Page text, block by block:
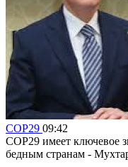
COP29 09:42
COP29 имеет ключевое
бедным странам -